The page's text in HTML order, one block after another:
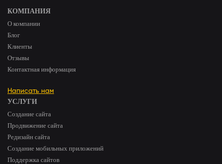
УСЛУГИ
Создание сайта
Продвижение сайта
Редизайн сайта
Создание мобильных приложений
Поддержка сайтов
КОМПАНИЯ
О компании
Блог
Клиенты
Отзывы
Контактная информация
Написать нам